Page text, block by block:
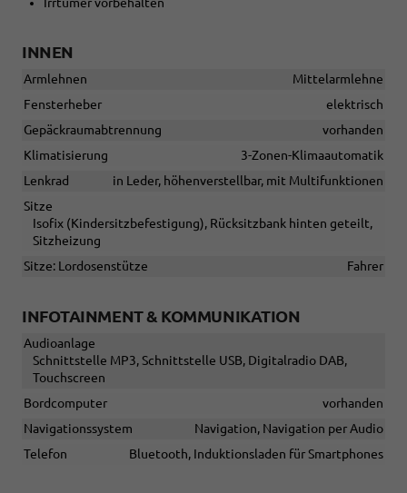
INNEN
Armlehnen
Mittelarmlehne
Fensterheber
elektrisch
Gepäckraumabtrennung
vorhanden
Klimatisierung
3-Zonen-Klimaautomatik
Lenkrad
in Leder, höhenverstellbar, mit Multifunktionen
Sitze
Isofix (Kindersitzbefestigung), Rücksitzbank hinten geteilt,
Sitzheizung
Sitze: Lordosenstütze
Fahrer
INFOTAINMENT & KOMMUNIKATION
Audioanlage
Schnittstelle MP3, Schnittstelle USB, Digitalradio DAB,
Touchscreen
Bordcomputer
vorhanden
Navigationssystem
Navigation, Navigation per Audio
Telefon
Bluetooth, Induktionsladen für Smartphones